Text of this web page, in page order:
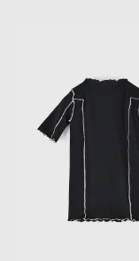
Privacy Policy